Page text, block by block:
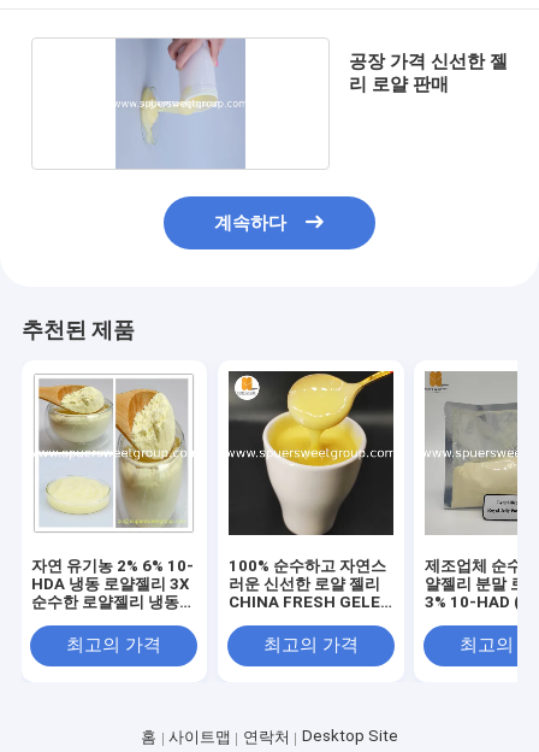
공장 가격 신선한 젤
리 로얄 판매
계속하다
추천된 제품
자연 유기농 2% 6% 10-
HDA 냉동 로얄젤리 3X
순수한 로얄젤리 냉동
최고의 가격
100% 순수하고 자연스
러운 신선한 로얄 젤리
CHINA FRESH GELEE
최고의 가격
제조업체 순수
얄젤리 분말 로
3% 10-HAD
최고의
홈 사이트맵 연락처 Desktop Site